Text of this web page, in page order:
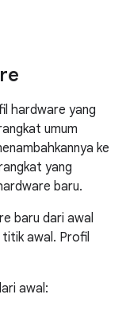
hardware yang
umum
ke
yang
baru.
baru dari awal
awal. Profil
awal: